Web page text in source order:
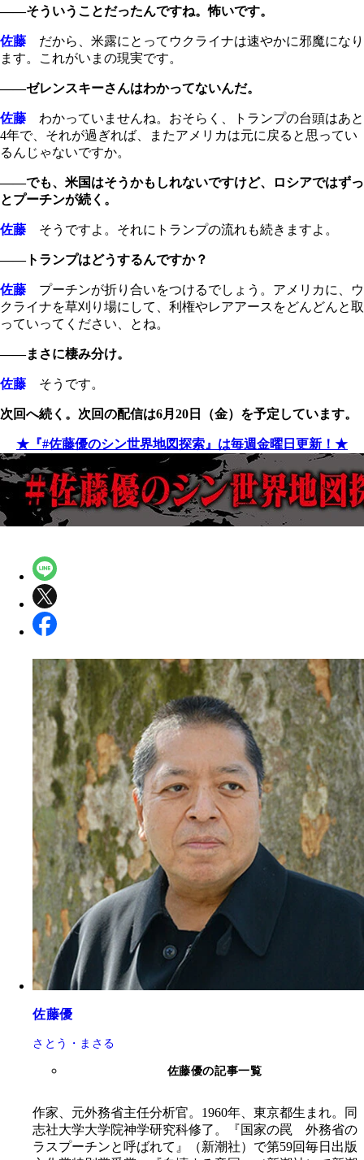
――そういうことだったんですね。怖いです。
佐藤 だから、米露にとってウクライナは速やかに邪魔になり
ます。これがいまの現実です。
――ゼレンスキーさんはわかってないんだ。
佐藤 わかっていませんね。おそらく、トランプの台頭はあと
4年で、それが過ぎれば、またアメリカは元に戻ると思ってい
るんじゃないですか。
――でも、米国はそうかもしれないですけど、ロシアではずっ
とプーチンが続く。
佐藤 そうですよ。それにトランプの流れも続きますよ。
――トランプはどうするんですか？
佐藤 プーチンが折り合いをつけるでしょう。アメリカに、ウ
クライナを草刈り場にして、利権やレアアースをどんどんと取
っていってください、とね。
――まさに棲み分け。
佐藤 そうです。
次回へ続く。次回の配信は6月20日（金）を予定しています。
★『#佐藤優のシン世界地図探索』は毎週金曜日更新！★
佐藤優
さとう・まさる
佐藤優の記事一覧
作家、元外務省主任分析官。1960年、東京都生まれ。同
志社大学大学院神学研究科修了。『国家の罠 外務省の
ラスプーチンと呼ばれて』（新潮社）で第59回毎日出版